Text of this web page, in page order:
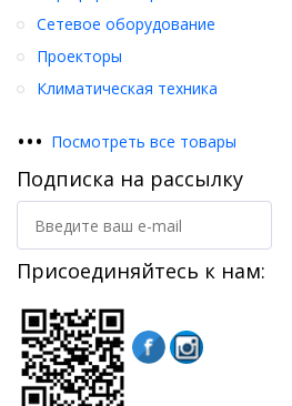
Сетевое оборудование
Проекторы
Климатическая техника
••• Посмотреть все товары
Подписка на рассылку
Присоединяйтесь к нам: